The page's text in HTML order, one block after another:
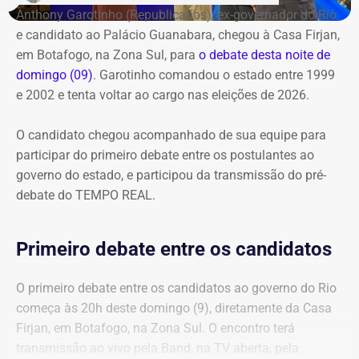
Anthony Garotinho (Republicanos), ex-governador do Rio
e candidato ao Palácio Guanabara, chegou à Casa Firjan,
em Botafogo, na Zona Sul, para o debate desta noite de
domingo (09). Garotinho comandou o estado entre 1999
e 2002 e tenta voltar ao cargo nas eleições de 2026.
O candidato chegou acompanhado de sua equipe para
participar do primeiro debate entre os postulantes ao
governo do estado, e participou da transmissão do pré-
debate do TEMPO REAL.
Primeiro debate entre os candidatos
O primeiro debate entre os candidatos ao governo do Rio
começa às 20h deste domingo (9), diretamente da Casa
Firjan, em Botafogo, na Zona Sul. O encontro terá
transmissão ao vivo pela Band, na TV aberta, pela